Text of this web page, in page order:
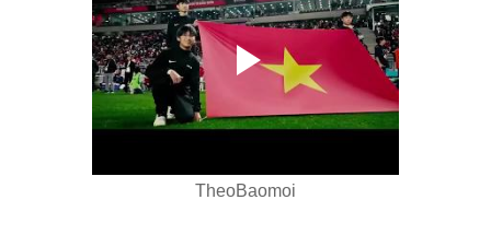
TheoBaomoi